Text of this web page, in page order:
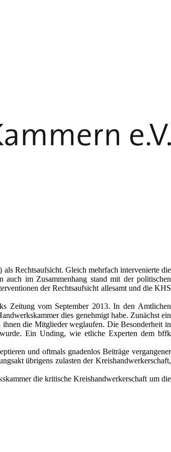
Rechtsaufsicht. Gleich mehrfach intervenierte die
im Zusammenhang stand mit der politischen
der Rechtsaufsicht allesamt und die KHS
Zeitung vom September 2013. In den Amtlichen
dies genehmigt habe. Zunächst ein
die Mitglieder weglaufen. Die Besonderheit in
Ein Unding, wie etliche Experten dem bffk
und oftmals gnadenlos Beiträge vergangener
übrigens zulasten der Kreishandwerkerschaft,
die kritische Kreishandwerkerschaft um die